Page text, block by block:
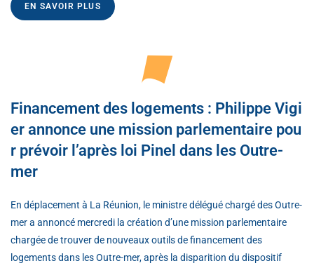
EN SAVOIR PLUS
Financement des logements : Philippe Vigi
er annonce une mission parlementaire pou
r prévoir l’après loi Pinel dans les Outre-
mer
En déplacement à La Réunion, le ministre délégué chargé des Outre-
mer a annoncé mercredi la création d’une mission parlementaire
chargée de trouver de nouveaux outils de financement des
logements dans les Outre-mer, après la disparition du dispositif